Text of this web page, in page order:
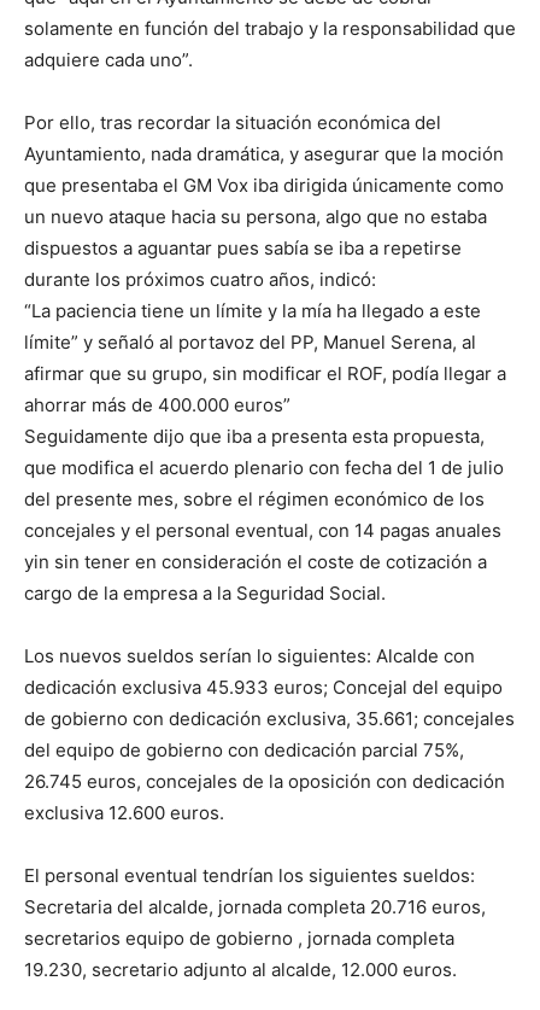
solamente en función del trabajo y la responsabilidad que
adquiere cada uno”.
Por ello, tras recordar la situación económica del
Ayuntamiento, nada dramática, y asegurar que la moción
que presentaba el GM Vox iba dirigida únicamente como
un nuevo ataque hacia su persona, algo que no estaba
dispuestos a aguantar pues sabía se iba a repetirse
durante los próximos cuatro años, indicó:
“La paciencia tiene un límite y la mía ha llegado a este
límite” y señaló al portavoz del PP, Manuel Serena, al
afirmar que su grupo, sin modificar el ROF, podía llegar a
ahorrar más de 400.000 euros”
Seguidamente dijo que iba a presenta esta propuesta,
que modifica el acuerdo plenario con fecha del 1 de julio
del presente mes, sobre el régimen económico de los
concejales y el personal eventual, con 14 pagas anuales
yin sin tener en consideración el coste de cotización a
cargo de la empresa a la Seguridad Social.
Los nuevos sueldos serían lo siguientes: Alcalde con
dedicación exclusiva 45.933 euros; Concejal del equipo
de gobierno con dedicación exclusiva, 35.661; concejales
del equipo de gobierno con dedicación parcial 75%,
26.745 euros, concejales de la oposición con dedicación
exclusiva 12.600 euros.
El personal eventual tendrían los siguientes sueldos:
Secretaria del alcalde, jornada completa 20.716 euros,
secretarios equipo de gobierno , jornada completa
19.230, secretario adjunto al alcalde, 12.000 euros.